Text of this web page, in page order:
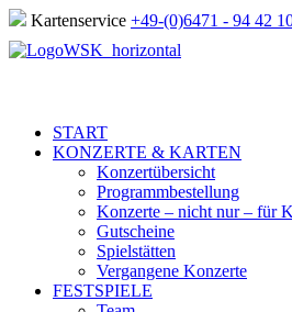
Kartenservice +49-(0)6471 - 94 42
START
KONZERTE & KARTEN
Konzertübersicht
Programmbestellung
Konzerte – nicht nur – für
Gutscheine
Spielstätten
Vergangene Konzerte
FESTSPIELE